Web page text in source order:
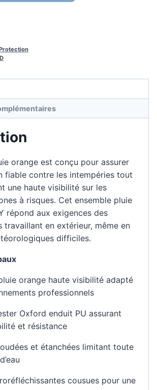
orange est conçu pour assurer
fiable contre les intempéries tout
une haute visibilité sur les
à risques. Cet ensemble pluie
répond aux exigences des
travaillant en extérieur, même en
difficiles.
orange haute visibilité adapté
professionnels
Oxford enduit PU assurant
et résistance
et étanchées limitant toute
cousues pour une